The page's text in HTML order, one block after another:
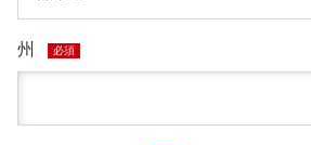
州 必須